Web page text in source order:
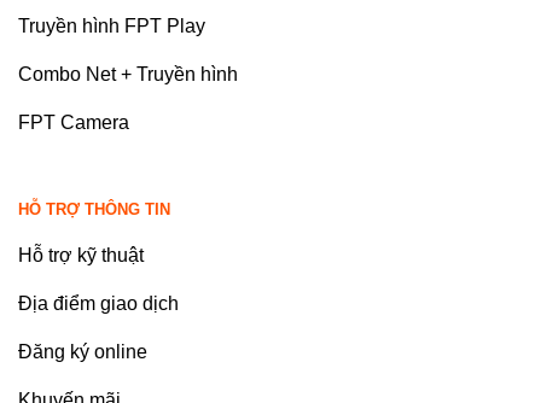
Truyền hình FPT Play
Combo Net + Truyền hình
FPT Camera
HỖ TRỢ THÔNG TIN
Hỗ trợ kỹ thuật
Địa điểm giao dịch
Đăng ký online